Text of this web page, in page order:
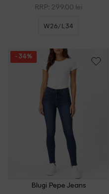
RRP: 299.00 lei
W26/L34
- 34%
Blugi Pepe Jeans